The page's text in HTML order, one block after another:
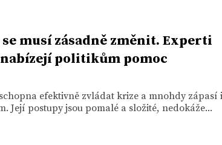
musí zásadně změnit. Experti
politikům pomoc
efektivně zvládat krize a mnohdy zápasí
Její postupy jsou pomalé a složité, nedokáže...